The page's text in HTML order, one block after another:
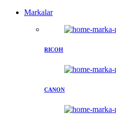
Markalar
RICOH
CANON